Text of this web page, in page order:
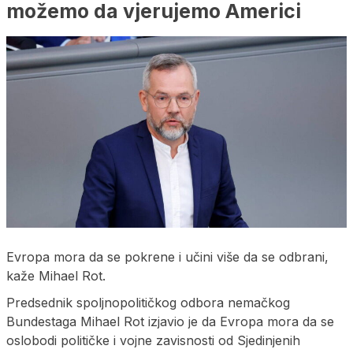
možemo da vjerujemo Americi
Evropa mora da se pokrene i učini više da se odbrani,
kaže Mihael Rot.
Predsednik spoljnopolitičkog odbora nemačkog
Bundestaga Mihael Rot izjavio je da Evropa mora da se
oslobodi političke i vojne zavisnosti od Sjedinjenih